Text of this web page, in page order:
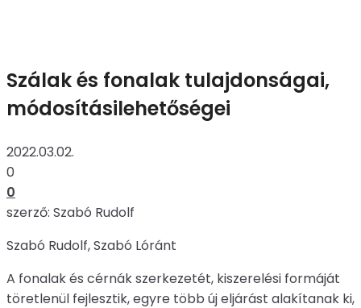
Szálak és fonalak tulajdonságai,
módosításilehetőségei
2022.03.02.
0
0
szerző: Szabó Rudolf
Szabó Rudolf, Szabó Lóránt
A fonalak és cérnák szerkezetét, kiszerelési formáját
töretlenül fejlesztik, egyre több új eljárást alakítanak ki,